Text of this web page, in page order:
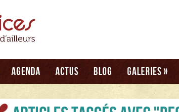
Agenda Actus Blog Galeries »